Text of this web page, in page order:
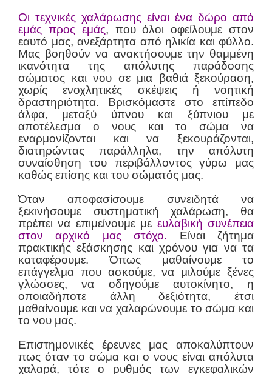
Οι τεχνικές χαλάρωσης είναι ένα δώρο από
εμάς προς εμάς, που όλοι οφείλουμε στον
εαυτό μας, ανεξάρτητα από ηλικία και φύλλο.
Μας βοηθούν να ανακτήσουμε την θαμμένη
ικανότητα της απόλυτης παράδοσης
σώματος και νου σε μια βαθιά ξεκούραση,
χωρίς ενοχλητικές σκέψεις ή νοητική
δραστηριότητα. Βρισκόμαστε στο επίπεδο
άλφα, μεταξύ ύπνου και ξύπνιου με
αποτέλεσμα ο νους και το σώμα να
εναρμονίζονται και να ξεκουράζονται,
διατηρώντας παράλληλα, την απόλυτη
συναίσθηση του περιβάλλοντος γύρω μας
καθώς επίσης και του σώματός μας.
Όταν αποφασίσουμε συνειδητά να
ξεκινήσουμε συστηματική χαλάρωση, θα
πρέπει να επιμείνουμε με ευλαβική συνέπεια
στον αρχικό μας στόχο. Είναι ζήτημα
πρακτικής εξάσκησης και χρόνου για να τα
καταφέρουμε. Όπως μαθαίνουμε το
επάγγελμα που ασκούμε, να μιλούμε ξένες
γλώσσες, να οδηγούμε αυτοκίνητο, η
οποιαδήποτε άλλη δεξιότητα, έτσι
μαθαίνουμε και να χαλαρώνουμε το σώμα και
το νου μας.
Επιστημονικές έρευνες μας αποκαλύπτουν
πως όταν το σώμα και ο νους είναι απόλυτα
χαλαρά, τότε ο ρυθμός των εγκεφαλικών